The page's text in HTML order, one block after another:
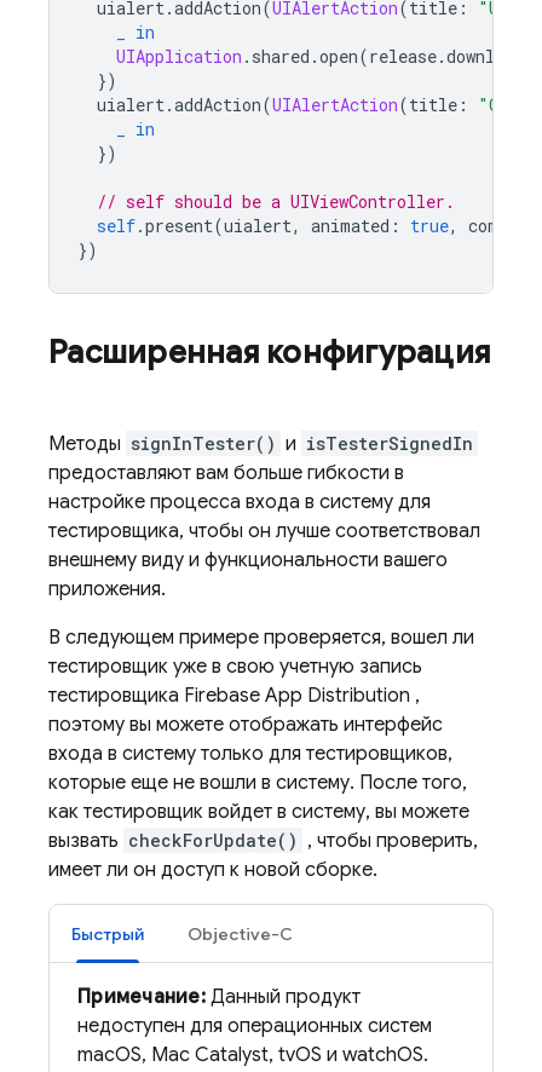
uialert.addAction(UIAlertAction(title :
in
UIApplication . shared .open(release.
})
uialert.addAction(UIAlertAction(title :
in
})
// self should be a UIViewController.
self.present(uialert, animated : true,
})
Расширенная конфигурация
Методы signInTester() и isTesterSignedIn
предоставляют вам больше гибкости в
настройке процесса входа в систему для
тестировщика, чтобы он лучше соответствовал
внешнему виду и функциональности вашего
приложения.
В следующем примере проверяется, вошел ли
тестировщик уже в свою учетную запись
тестировщика Firebase App Distribution ,
поэтому вы можете отображать интерфейс
входа в систему только для тестировщиков,
которые еще не вошли в систему. После того,
как тестировщик войдет в систему, вы можете
вызвать checkForUpdate() , чтобы проверить,
имеет ли он доступ к новой сборке.
Быстрый Objective-C
Примечание:Данный продукт
недоступен для операционных систем
macOS, Mac Catalyst, tvOS и watchOS.